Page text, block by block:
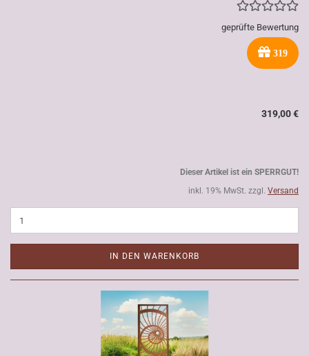
geprüfte Bewertung
319
319,00 €
Dieser Artikel ist ein SPERRGUT!
inkl. 19% MwSt. zzgl. Versand
IN DEN WARENKORB